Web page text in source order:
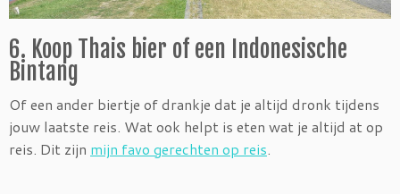
6. Koop Thais bier of een Indonesische
Bintang
Of een ander biertje of drankje dat je altijd dronk tijdens
jouw laatste reis. Wat ook helpt is eten wat je altijd at op
reis. Dit zijn mijn favo gerechten op reis